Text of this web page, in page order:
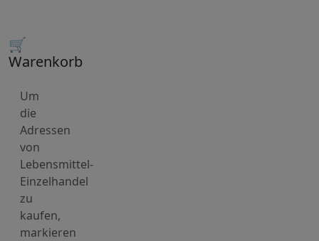
🛒
Warenkorb
Um
die
Adressen
von
Lebensmittel-
Einzelhandel
zu
kaufen,
markieren